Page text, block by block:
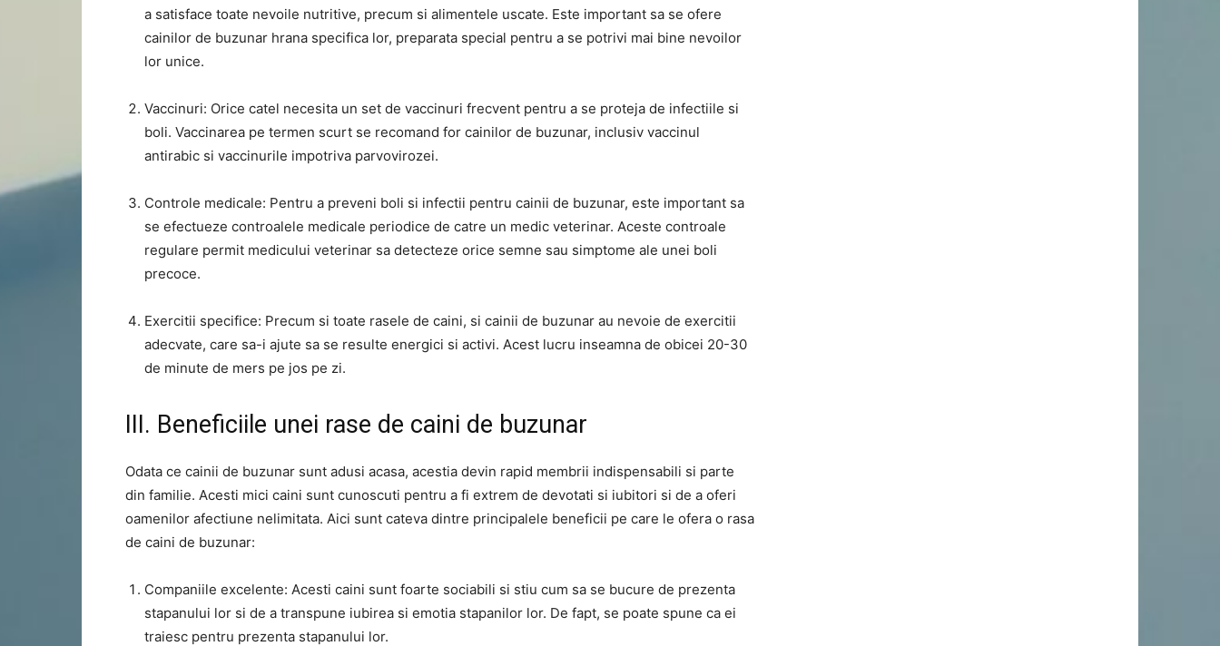
a satisface toate nevoile nutritive, precum si alimentele uscate. Este important sa se ofere
cainilor de buzunar hrana specifica lor, preparata special pentru a se potrivi mai bine nevoilor
lor unice.
Vaccinuri: Orice catel necesita un set de vaccinuri frecvent pentru a se proteja de infectiile si
boli. Vaccinarea pe termen scurt se recomand for cainilor de buzunar, inclusiv vaccinul
antirabic si vaccinurile impotriva parvovirozei.
Controle medicale: Pentru a preveni boli si infectii pentru cainii de buzunar, este important sa
se efectueze controalele medicale periodice de catre un medic veterinar. Aceste controale
regulare permit medicului veterinar sa detecteze orice semne sau simptome ale unei boli
precoce.
Exercitii specifice: Precum si toate rasele de caini, si cainii de buzunar au nevoie de exercitii
adecvate, care sa-i ajute sa se resulte energici si activi. Acest lucru inseamna de obicei 20-30
de minute de mers pe jos pe zi.
III. Beneficiile unei rase de caini de buzunar
Odata ce cainii de buzunar sunt adusi acasa, acestia devin rapid membrii indispensabili si parte
din familie. Acesti mici caini sunt cunoscuti pentru a fi extrem de devotati si iubitori si de a oferi
oamenilor afectiune nelimitata. Aici sunt cateva dintre principalele beneficii pe care le ofera o rasa
de caini de buzunar:
Companiile excelente: Acesti caini sunt foarte sociabili si stiu cum sa se bucure de prezenta
stapanului lor si de a transpune iubirea si emotia stapanilor lor. De fapt, se poate spune ca ei
traiesc pentru prezenta stapanului lor.